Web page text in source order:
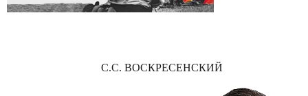
С.С. ВОСКРЕСЕНСКИЙ